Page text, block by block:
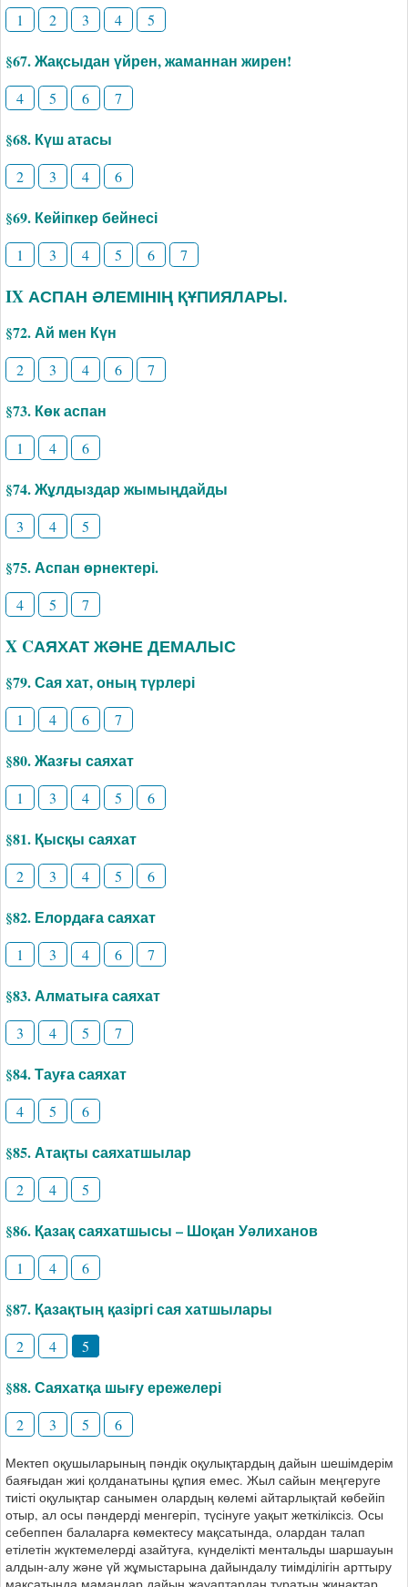
1 2 3 4 5
§67. Жақсыдан үйрен, жаманнан жирен!
4 5 6 7
§68. Күш атасы
2 3 4 6
§69. Кейіпкер бейнесі
1 3 4 5 6 7
IX АСПАН ӘЛЕМІНІҢ ҚҰПИЯЛАРЫ.
§72. Ай мен Күн
2 3 4 6 7
§73. Көк аспан
1 4 6
§74. Жұлдыздар жымыңдайды
3 4 5
§75. Аспан өрнектері.
4 5 7
X CАЯХАТ ЖӘНЕ ДЕМАЛЫС
§79. Сая хат, оның түрлері
1 4 6 7
§80. Жазғы саяхат
1 3 4 5 6
§81. Қысқы саяхат
2 3 4 5 6
§82. Елордаға саяхат
1 3 4 6 7
§83. Алматыға саяхат
3 4 5 7
§84. Тауға саяхат
4 5 6
§85. Атақты саяхатшылар
2 4 5
§86. Қазақ саяхатшысы – Шоқан Уәлиханов
1 4 6
§87. Қазақтың қазіргі сая хатшылары
2 4 5
§88. Саяхатқа шығу ережелері
2 3 5 6
Мектеп оқушыларының пәндік оқулықтардың дайын шешімдерім
баяғыдан жиі қолданатыны құпия емес. Жыл сайын меңгеруге
тиісті оқулықтар санымен олардың көлемі айтарлықтай көбейіп
отыр, ал осы пәндерді менгеріп, түсінуге уақыт жеткіліксіз. Осы
себеппен балаларға көмектесу мақсатында, олардан талап
етілетін жүктемелерді азайтуға, күнделікті ментальды шаршауын
алдын-алу және үй жұмыстарына дайындалу тиімділігін арттыру